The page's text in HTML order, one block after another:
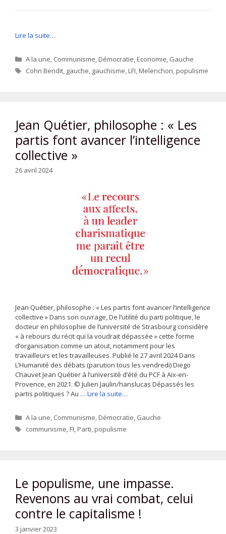
Lire la suite…
Catégories
A la une, Communisme,Démocratie,Economie, Gauche
Étiquettes
Cohn Bendit, gauche, gauchisme,LFI,Melenchon,populisme
Jean Quétier, philosophe : « Les
partis font avancer l’intelligence
collective »
26 avril 2024
Jean Quétier, philosophe : « Les partis font avancer l’intelligence
collective » Dans son ouvrage, De l’utilité du parti politique, le
docteur en philosophie de l’université de Strasbourg considère
« à rebours du récit qui la voudrait dépassée » cette forme
d’organisation comme un atout, notamment pour les
travailleurs et les travailleuses. Publié le 27 avril 2024 Dans
L’Humanité des débats (parution tous les vendredi) Diego
Chauvet Jean Quétier à l’université d’été du PCF à Aix-en-
Provence, en 2021. © Julien Jaulin/hanslucas Dépassés les
partis politiques ? Au … Lire la suite…
Catégories
A la une, Communisme,Démocratie, Gauche
Étiquettes
communisme,FI,Parti,populisme
Le populisme, une impasse.
Revenons au vrai combat, celui
contre le capitalisme !
3 janvier 2023